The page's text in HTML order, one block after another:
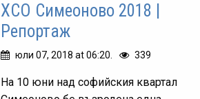
XCO Симеоново 2018 |
Репортаж
юли 07, 2018 at 06:20. 339
На 10 юни над софийския квартал